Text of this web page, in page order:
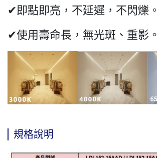
✔即點即亮，不延遲，不閃爍。
✔使用壽命長，無光斑、重影。
規格說明